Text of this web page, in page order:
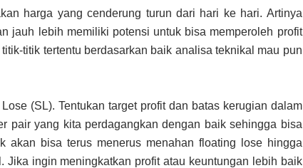
harga yang cenderung turun dari hari ke hari. Artinya
jauh lebih memiliki potensi untuk bisa memperoleh profit
titik tertentu berdasarkan baik analisa teknikal mau pun
(SL). Tentukan target profit dan batas kerugian dalam
pair yang kita perdagangkan dengan baik sehingga bisa
akan bisa terus menerus menahan floating lose hingga
Jika ingin meningkatkan profit atau keuntungan lebih baik